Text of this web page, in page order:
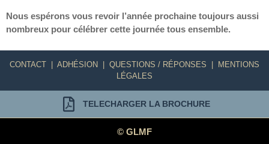
Nous espérons vous revoir l’année prochaine toujours aussi
nombreux pour célébrer cette journée tous ensemble.
CONTACT ADHÉSION QUESTIONS / RÉPONSES
MENTIONS
LÉGALES
TELECHARGER LA BROCHURE
© GLMF